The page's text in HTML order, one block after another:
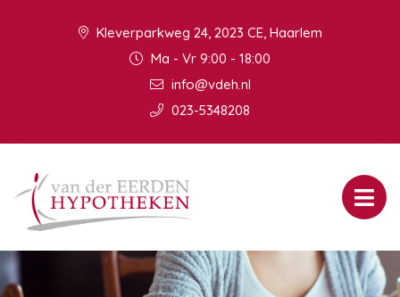
Kleverparkweg 24, 2023 CE, Haarlem
Ma - Vr 9:00 - 18:00
info@vdeh.nl
023-5348208